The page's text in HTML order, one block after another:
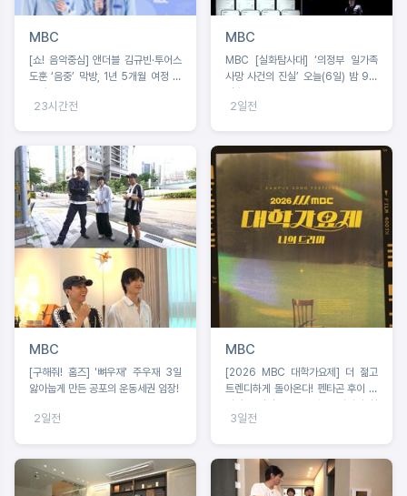
MBC
[쇼! 음악중심] 앤더블 김규빈·투어스
도훈 ‘음중’ 막방, 1년 5개월 여정 마
무리
23시간전
MBC
MBC [실화탐사대] ‘의정부 일가족
사망 사건의 진실’ 오늘(6일) 밤 9시
방송
2일전
MBC
[구해줘! 홈즈] '뼈우재' 주우재 3일
앓아눕게 만든 공포의 운동세권 임장!
2일전
MBC
[2026 MBC 대학가요제] 더 젊고
트렌디하게 돌아온다! 펜타곤 후이 음
가 신청
3일전